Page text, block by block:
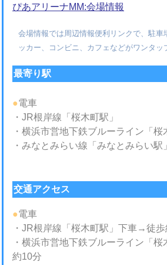
ぴあアリーナMM:会場情報
会場情報では周辺情報便利リンクで、駐車
ッカー、コンビニ、カフェなどがワンタッ
最寄り駅
●電車
・JR根岸線「桜木町駅」
・横浜市営地下鉄ブルーライン「桜
・みなとみらい線「みなとみらい駅」
交通アクセス
●電車
・JR根岸線「桜木町駅」下車→徒歩
・横浜市営地下鉄ブルーライン「
約10分